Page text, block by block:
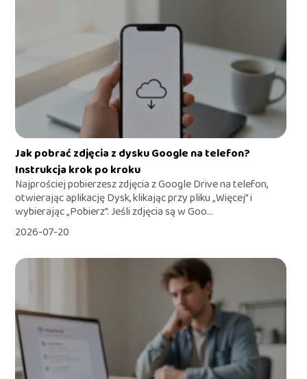
Jak pobrać zdjęcia z dysku Google na telefon?
Instrukcja krok po kroku
Najprościej pobierzesz zdjęcia z Google Drive na telefon,
otwierając aplikację Dysk, klikając przy pliku „Więcej” i
wybierając „Pobierz”. Jeśli zdjęcia są w Goo...
2026-07-20